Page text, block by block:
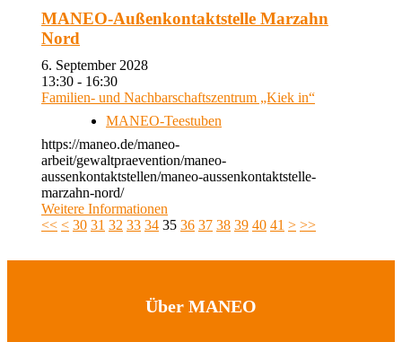
MANEO-Außenkontaktstelle Marzahn
Nord
6. September 2028
13:30 - 16:30
Familien- und Nachbarschaftszentrum „Kiek in“
MANEO-Teestuben
https://maneo.de/maneo-
arbeit/gewaltpraevention/maneo-
aussenkontaktstellen/maneo-aussenkontaktstelle-
marzahn-nord/
Weitere Informationen
<< < 30 31 32 33 34 35 36 37 38 39 40 41 > >>
Über MANEO